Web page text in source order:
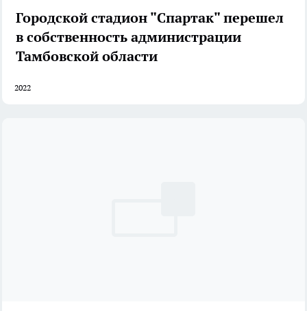
Городской стадион "Спартак" перешел
в собственность администрации
Тамбовской области
2022